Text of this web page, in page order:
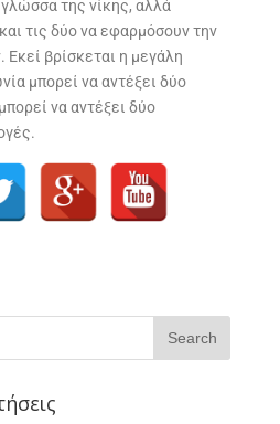
της νίκης, αλλά
τις δύο να εφαρμόσουν την
βρίσκεται η μεγάλη
μπορεί να αντέξει δύο
να αντέξει δύο